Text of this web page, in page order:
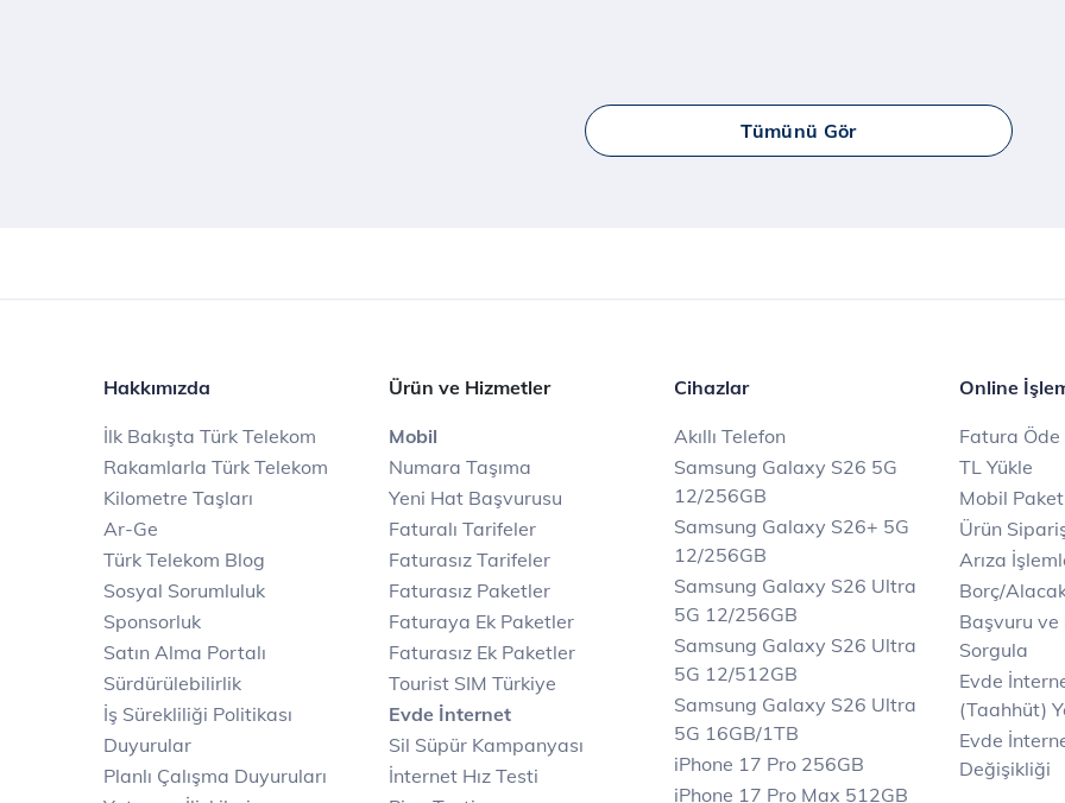
Tümünü Gör
Hakkımızda
İlk Bakışta Türk Telekom
Rakamlarla Türk Telekom
Kilometre Taşları
Ar-Ge
Türk Telekom Blog
Sosyal Sorumluluk
Sponsorluk
Satın Alma Portalı
Sürdürülebilirlik
İş Sürekliliği Politikası
Duyurular
Planlı Çalışma Duyuruları
Ürün ve Hizmetler
Mobil
Numara Taşıma
Yeni Hat Başvurusu
Faturalı Tarifeler
Faturasız Tarifeler
Faturasız Paketler
Faturaya Ek Paketler
Faturasız Ek Paketler
Tourist SIM Türkiye
Evde İnternet
Sil Süpür Kampanyası
İnternet Hız Testi
Cihazlar
Akıllı Telefon
Samsung Galaxy S26 5G
12/256GB
Samsung Galaxy S26+ 5G
12/256GB
Samsung Galaxy S26 Ultra
5G 12/256GB
Samsung Galaxy S26 Ultra
5G 12/512GB
Samsung Galaxy S26 Ultra
5G 16GB/1TB
iPhone 17 Pro 256GB
iPhone 17 Pro Max 512GB
Online
Fatura Öde
TL Yükle
Mobil
Ürün
Arıza
Borç/
Başvuru ve
Sorgula
Evde
(Taahhüt)
Evde
Değişikliği